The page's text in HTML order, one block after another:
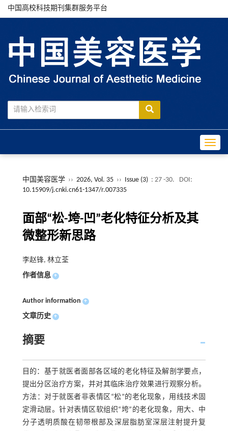
中国高校科技期刊集群服务平台
中国美容医学 ›› 2026, Vol. 35 ›› Issue (3) : 27 -30.
DOI:
10.15909/j.cnki.cn61-1347/r.007335
面部“松-垮-凹”老化特征分析及其
微整形新思路
李赵锋, 林立荃
作者信息 +
Author information +
文章历史 +
摘要
目的：基于就医者面部各区域的老化特征及解剖学要点，
提出分区治疗方案，并对其临床治疗效果进行观察分析。
方法：对于就医者非表情区“松”的老化现象，用线技术固
定滑动层。针对表情区软组织“垮”的老化现象，用大、中
分子透明质酸在韧带根部及深层脂肪室深层注射提升复